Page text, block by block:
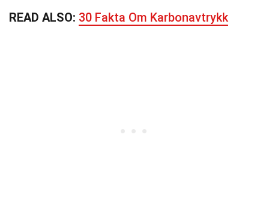
READ ALSO: 30 Fakta Om Karbonavtrykk